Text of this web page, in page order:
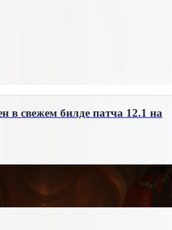
в свежем билде патча 12.1 на